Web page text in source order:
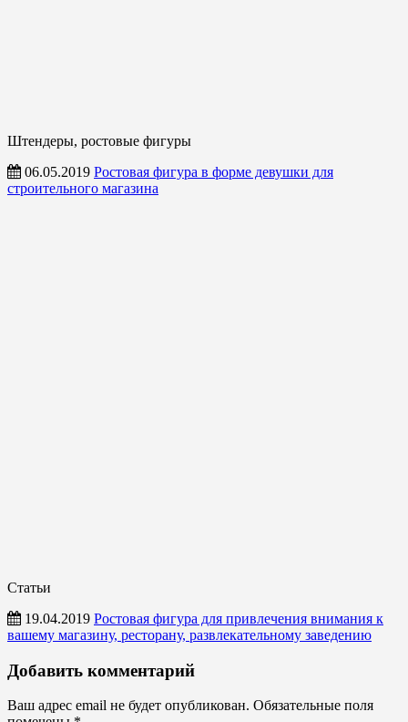
Штендеры, ростовые фигуры
06.05.2019 Ростовая фигура в форме девушки для
строительного магазина
Статьи
19.04.2019 Ростовая фигура для привлечения внимания к
вашему магазину, ресторану, развлекательному заведению
Штендеры,
ростовые
фигуры
Добавить комментарий
Ваш адрес email не будет опубликован. Обязательные поля